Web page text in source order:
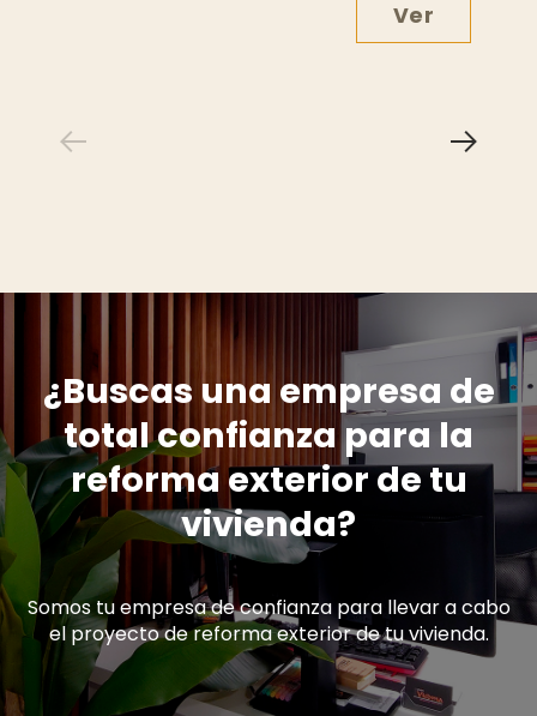
VerReforma
¿Buscas una empresa de
total confianza para la
reforma exterior de tu
vivienda?
Somos tu empresa de confianza para llevar a cabo
el proyecto de reforma exterior de tu vivienda.